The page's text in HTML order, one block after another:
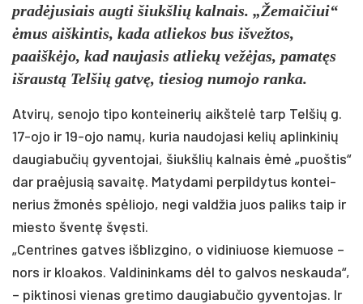
pra­dėju­siais aug­ti šiukš­lių kal­nais. „Že­mai­čiui“
ėmus aiš­kin­tis, ka­da at­lie­kos bus iš­vež­tos,
paaiškė­jo, kad nau­ja­sis at­liekų vežė­jas, pa­matęs
iš­raustą Tel­šių gatvę, tie­siog nu­mo­jo ran­ka.
At­virų, se­no­jo ti­po kon­tei­ne­rių aikš­telė tarp Tel­šių g.
17-ojo ir 19-ojo namų, ku­ria nau­do­ja­si ke­lių ap­lin­ki­nių
dau­gia­bu­čių gy­ven­to­jai, šiukš­lių kal­nais ėmė „puoš­tis“
dar pra­ėju­sią sa­vaitę. Ma­ty­da­mi per­pil­dy­tus kon­tei­
ne­rius žmonės spėlio­jo, ne­gi vald­žia juos pa­liks taip ir
mies­to šventę švęsti.
„Cent­ri­nes gat­ves išb­liz­gi­no, o vi­di­niuo­se kie­muo­se –
nors ir kloa­kos. Valdininkams dėl to gal­vos ne­skau­da“,
– pik­ti­no­si vie­nas gre­ti­mo dau­gia­bu­čio gy­ven­to­jas. Ir